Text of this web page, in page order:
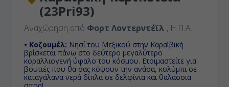
(23Pri93)
Αναχώρηση από Φορτ Λοvτερντέϊλ , Η.Π.Α.
• Κοζουμέλ: Νησί του Μεξικού στην Καραϊβική
βρίσκεται πάνω στο δεύτερο μεγαλύτερο
κοραλλιογενή ύφαλο του κόσμου. Ετοιμαστείτε για
βουτιές που θα σας κόψουν την ανάσα, κολύμπι σε
καταγάλανα νερά δίπλα σε δελφίνια και θαλάσσια